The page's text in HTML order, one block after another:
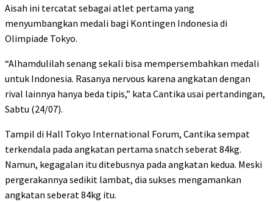
Aisah ini tercatat sebagai atlet pertama yang
menyumbangkan medali bagi Kontingen Indonesia di
Olimpiade Tokyo.
“Alhamdulilah senang sekali bisa mempersembahkan medali
untuk Indonesia. Rasanya nervous karena angkatan dengan
rival lainnya hanya beda tipis,” kata Cantika usai pertandingan,
Sabtu (24/07).
Tampil di Hall Tokyo International Forum, Cantika sempat
terkendala pada angkatan pertama snatch seberat 84kg.
Namun, kegagalan itu ditebusnya pada angkatan kedua. Meski
pergerakannya sedikit lambat, dia sukses mengamankan
angkatan seberat 84kg itu.